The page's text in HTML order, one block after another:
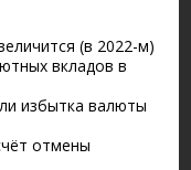
(в 2022-м)
вкладов в
избытка валюты
отмены